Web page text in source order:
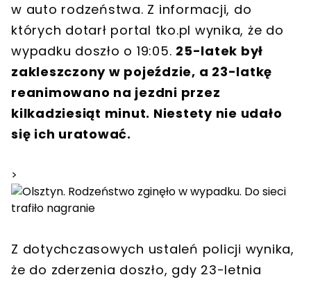
w auto rodzeństwa. Z informacji, do
których dotarł portal tko.pl wynika, że do
wypadku doszło o 19:05. 25-latek był
zakleszczony w pojeździe, a 23-latkę
reanimowano na jezdni przez
kilkadziesiąt minut. Niestety nie udało
się ich uratować.
>
Z dotychczasowych ustaleń policji wynika,
że do zderzenia doszło, gdy 23-letnia